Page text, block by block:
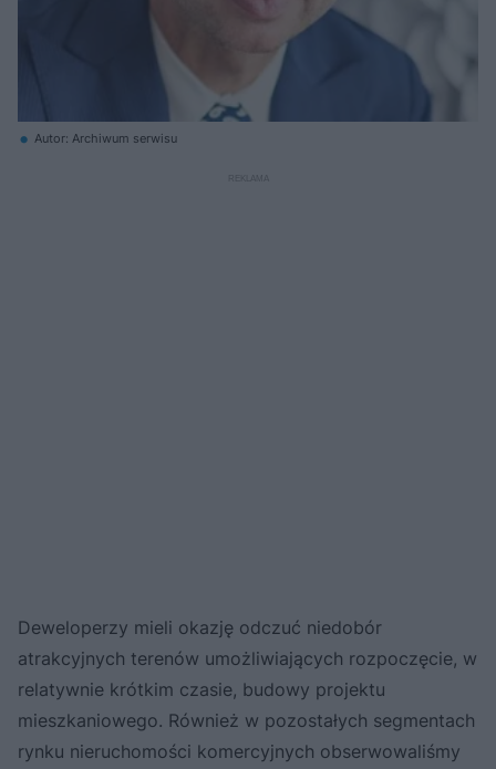
Autor: Archiwum serwisu
Deweloperzy mieli okazję odczuć niedobór
atrakcyjnych terenów umożliwiających rozpoczęcie, w
relatywnie krótkim czasie, budowy projektu
mieszkaniowego. Również w pozostałych segmentach
rynku nieruchomości komercyjnych obserwowaliśmy